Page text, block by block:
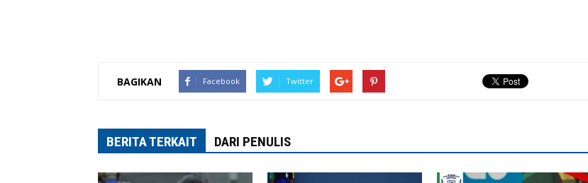
BAGIKAN Facebook Twitter
BERITA TERKAIT DARI PENULIS